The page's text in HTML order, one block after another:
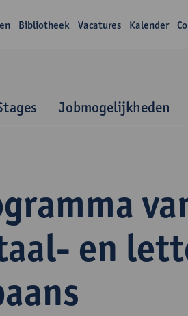
Bibliotheek Vacatures Kalender
Jobmogelijkheden
en